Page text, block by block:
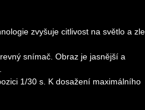
zvyšuje citlivost na světlo a
snímač. Obraz je jasnější a
1/30 s. K dosažení maximálního